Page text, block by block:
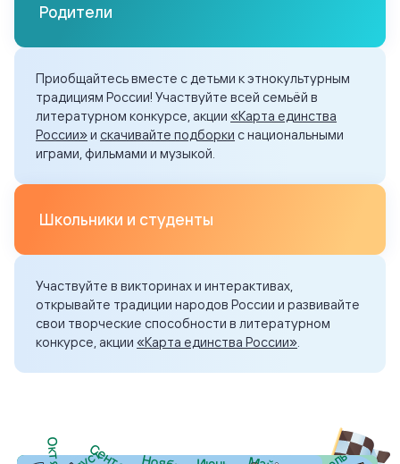
Родители
Приобщайтесь вместе с детьми к этнокультурным
традициям России! Участвуйте всей семьёй в
литературном конкурсе , акции «Карта единства
России»и скачивайте подборки с национальными
играми, фильмами и музыкой.
Школьники и студенты
Участвуйте в викторинах и интерактивах
открывайте традиции народов России и развивайте
свои творческие способности в литературном
конкурсе , акции «Карта единства России»